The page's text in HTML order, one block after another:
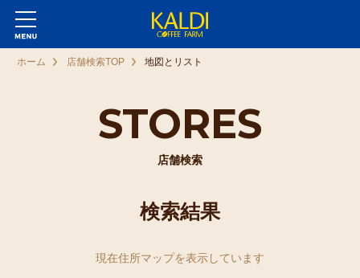
STORES
店舗検索
ホーム 店舗検索TOP 地図とリスト
検索結果
現在住所マップを表示しています